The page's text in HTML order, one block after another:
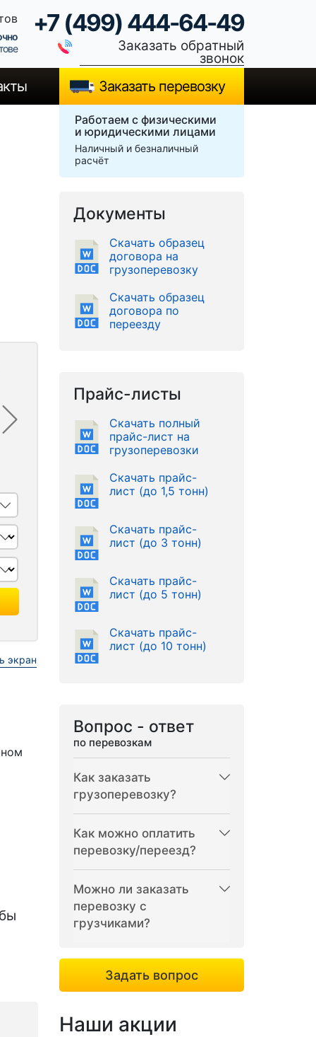
+7 (499) 444-64-49
Заказать обратный
звонок
Заказать перевозку
экран
Работаем с физическими
и юридическими лицами
Наличный и безналичный
расчёт
Документы
Скачать образец
договора на
грузоперевозку
Скачать образец
договора по
переезду
Прайс-листы
Скачать полный
прайс-лист на
грузоперевозки
Скачать прайс-
лист (до 1,5 тонн)
Скачать прайс-
лист (до 3 тонн)
Скачать прайс-
лист (до 5 тонн)
Скачать прайс-
лист (до 10 тонн)
Вопрос - ответ
по перевозкам
Как заказать
грузоперевозку?
Как можно оплатить
перевозку/переезд?
Можно ли заказать
перевозку с
грузчиками?
Задать вопрос
Наши акции